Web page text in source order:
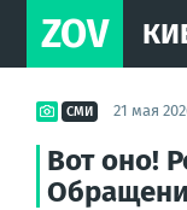
ZOV
СМИ 21 мая
Вот оно!